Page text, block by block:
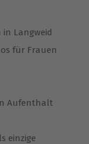
Langweid
für Frauen
Aufenthalt
einzige